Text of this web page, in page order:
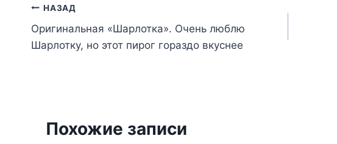
Навигация
по
НАЗАД
Оригинальная «Шарлотка». Очень люблю
Шарлотку, но этот пирог гораздо вкуснее
Похожие записи